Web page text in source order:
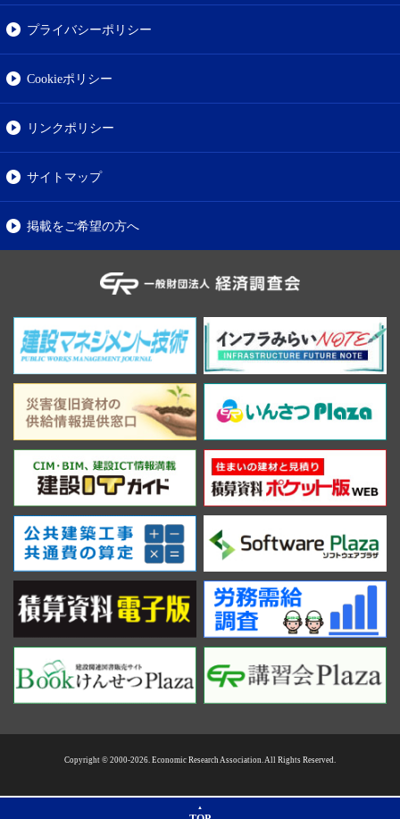
プライバシーポリシー
Cookieポリシー
リンクポリシー
サイトマップ
掲載をご希望の方へ
Copyright © 2000-2026. Economic Research Association. All Rights Reserved.